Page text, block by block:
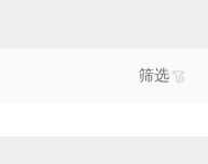
筛选